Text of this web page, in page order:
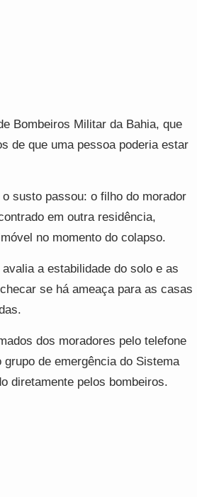
Bombeiros Militar da Bahia, que
de que uma pessoa poderia estar
susto passou: o filho do morador
em outra residência,
no momento do colapso.
a estabilidade do solo e as
se há ameaça para as casas
dos moradores pelo telefone
de emergência do Sistema
diretamente pelos bombeiros.